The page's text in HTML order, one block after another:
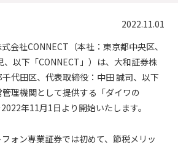
2022.11.01
会社CONNECT（本社：東京都中央区、
、以下「CONNECT」）は、大和証券株
代田区、代表取締役：中田 誠司、以下
管理機関として提供する「ダイワの
年11月1日より開始いたします。
ォン専業証券では初めて、節税メリッ